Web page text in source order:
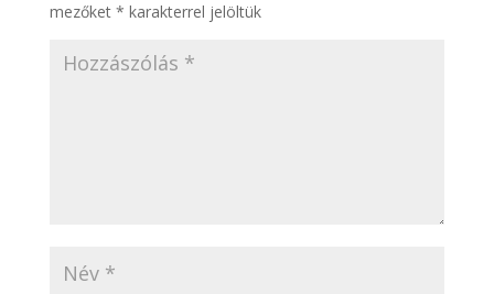
mezőket * karakterrel jelöltük